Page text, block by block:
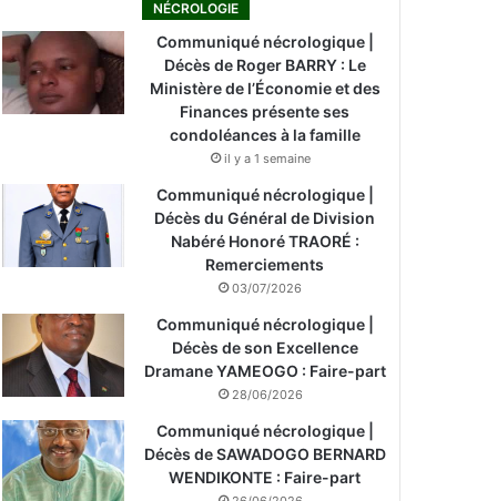
NÉCROLOGIE
Communiqué nécrologique |
Décès de Roger BARRY : Le
Ministère de l’Économie et des
Finances présente ses
condoléances à la famille
il y a 1 semaine
Communiqué nécrologique |
Décès du Général de Division
Nabéré Honoré TRAORÉ :
Remerciements
03/07/2026
Communiqué nécrologique |
Décès de son Excellence
Dramane YAMEOGO : Faire-part
28/06/2026
Communiqué nécrologique |
Décès de SAWADOGO BERNARD
WENDIKONTE : Faire-part